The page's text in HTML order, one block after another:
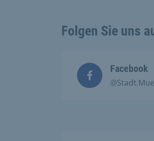
Folgen Sie uns
Facebook